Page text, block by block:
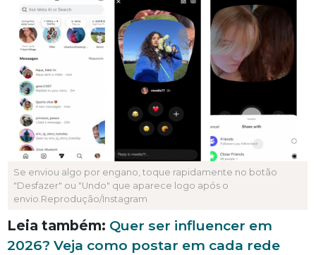
Se enviou algo por engano, toque rapidamente no botão
"Desfazer" ou "Undo" que aparece logo após o
envio.Reprodução/Instagram
Leia também: Quer ser influencer em
2026? Veja como postar em cada rede